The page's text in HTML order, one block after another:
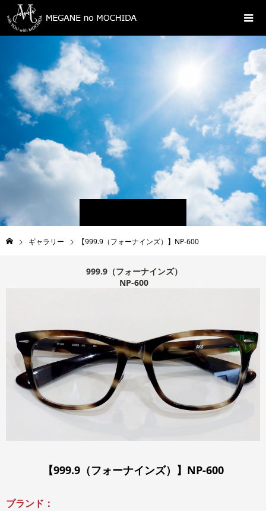
ギャラリー 【999.9（フォーナインズ）】NP-600
999.9（フォーナインズ）
NP-600
【999.9（フォーナインズ）】NP-600
ブランド：